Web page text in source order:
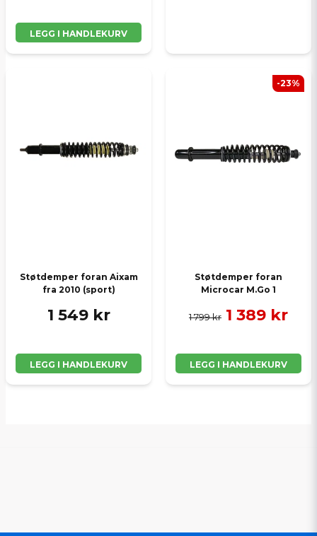
LEGG I HANDLEKURV
Støtdemper foran Aixam
fra 2010 (sport)
1 549 kr
LEGG I HANDLEKURV
Støtdemper foran
Microcar M.Go 1
1 799 kr 1 389 kr
LEGG I HANDLEKURV
-23%